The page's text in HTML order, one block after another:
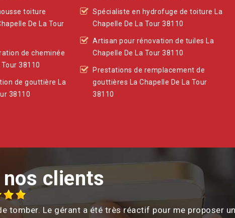
toiture
De La Tour
de cheminée
Tour 38110
de gouttière La
38110
Spécialiste en hydrofuge de toiture La
Chapelle De La Tour 38110
Artisan pour rénovation de tuiles La
Chapelle De La Tour 38110
Prestations de remplacement de
gouttières La Chapelle De La Tour
38110
clients
tomber. Le gérant a été très réactif pour me proposer